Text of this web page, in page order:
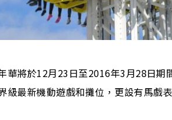
華將於12月23日至2016年3月28日
級最新機動遊戲和攤位，更設有馬戲